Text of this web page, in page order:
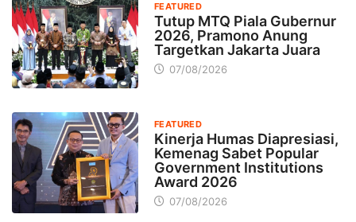
FEATURED
Tutup MTQ Piala Gubernur
2026, Pramono Anung
Targetkan Jakarta Juara
07/08/2026
FEATURED
Kinerja Humas Diapresiasi,
Kemenag Sabet Popular
Government Institutions
Award 2026
07/08/2026